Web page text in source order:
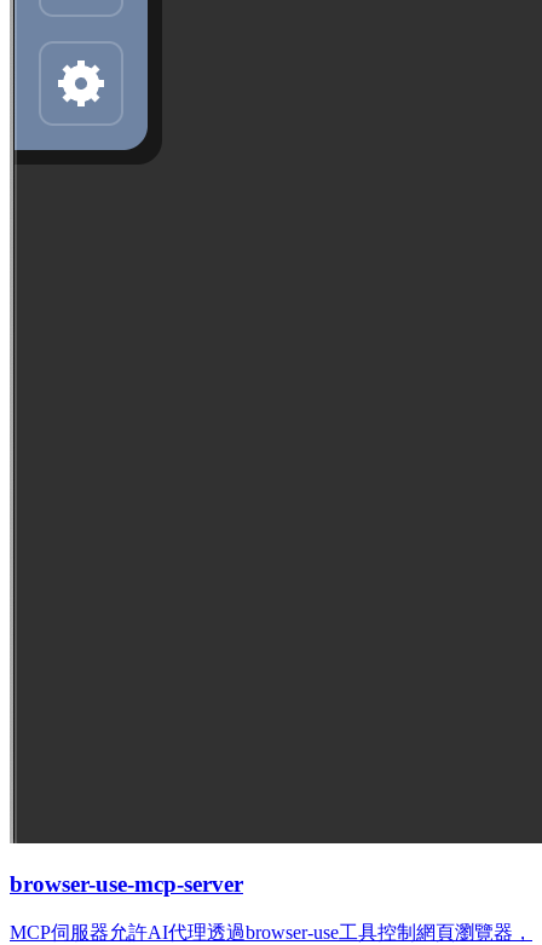
browser-use-mcp-server
MCP伺服器允許AI代理透過browser-use工具控制網頁瀏覽器，